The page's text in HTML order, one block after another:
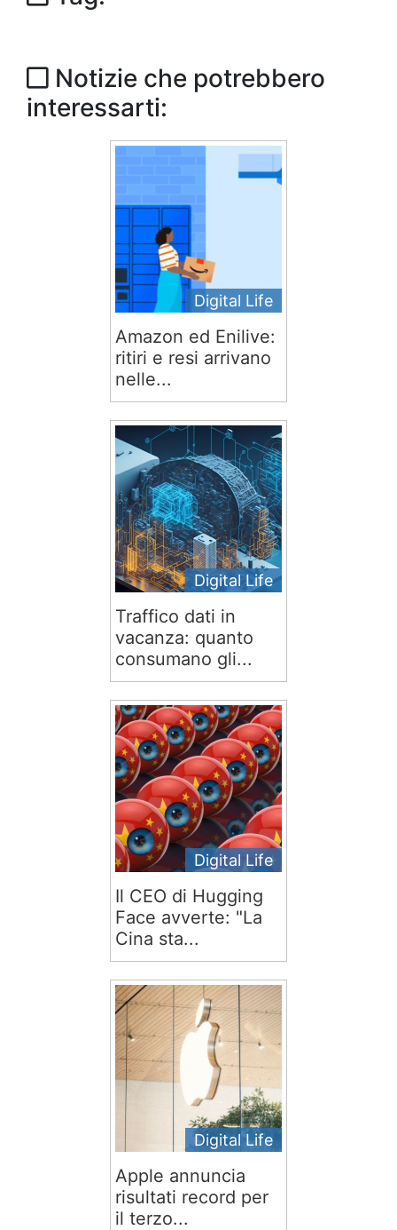
Notizie che potrebbero
interessarti:
Digital Life
Amazon ed Enilive:
ritiri e resi arrivano
nelle...
Digital Life
Traffico dati in
vacanza: quanto
consumano gli...
Digital Life
Il CEO di Hugging
Face avverte: "La
Cina sta...
Digital Life
Apple annuncia
risultati record per
il terzo...